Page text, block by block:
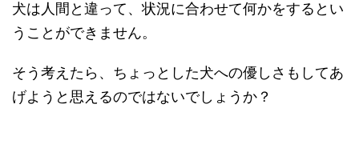
犬は人間と違って、状況に合わせて何かをするとい
うことができません。
そう考えたら、ちょっとした犬への優しさもしてあ
げようと思えるのではないでしょうか？